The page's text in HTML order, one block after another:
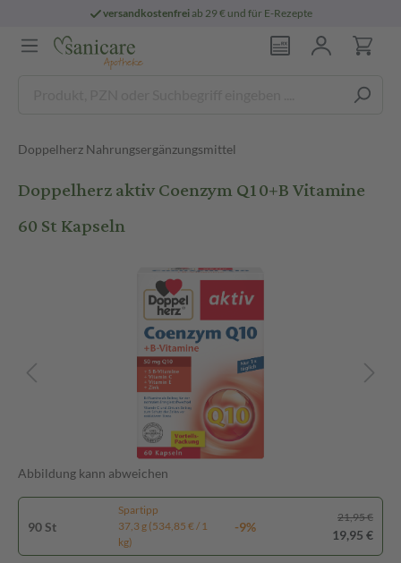
versandkostenfreiab 29 € und für E-Rezepte
Doppelherz Nahrungsergänzungsmittel
Doppelherz aktiv Coenzym Q10+B Vitamine
60 St Kapseln
Abbildung kann abweichen
90 St
Spartipp
37,3 g (534,85 € / 1
kg)
-9%
21,95 €
19,95 €